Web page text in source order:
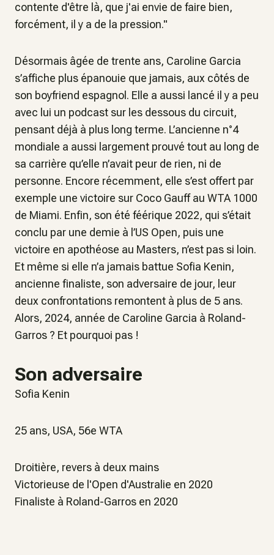
contente d'être là, que j'ai envie de faire bien,
forcément, il y a de la pression."
Désormais âgée de trente ans, Caroline Garcia
s’affiche plus épanouie que jamais, aux côtés de
son boyfriend espagnol. Elle a aussi lancé il y a peu
avec lui un podcast sur les dessous du circuit,
pensant déjà à plus long terme. L’ancienne n°4
mondiale a aussi largement prouvé tout au long de
sa carrière qu’elle n’avait peur de rien, ni de
personne. Encore récemment, elle s’est offert par
exemple une victoire sur Coco Gauff au WTA 1000
de Miami. Enfin, son été féérique 2022, qui s’était
conclu par une demie à l’US Open, puis une
victoire en apothéose au Masters, n’est pas si loin.
Et même si elle n’a jamais battue Sofia Kenin,
ancienne finaliste, son adversaire de jour, leur
deux confrontations remontent à plus de 5 ans.
Alors, 2024, année de Caroline Garcia à Roland-
Garros ? Et pourquoi pas !
Son adversaire
Sofia Kenin
25 ans, USA, 56e WTA
Droitière, revers à deux mains
Victorieuse de l'Open d'Australie en 2020
Finaliste à Roland-Garros en 2020